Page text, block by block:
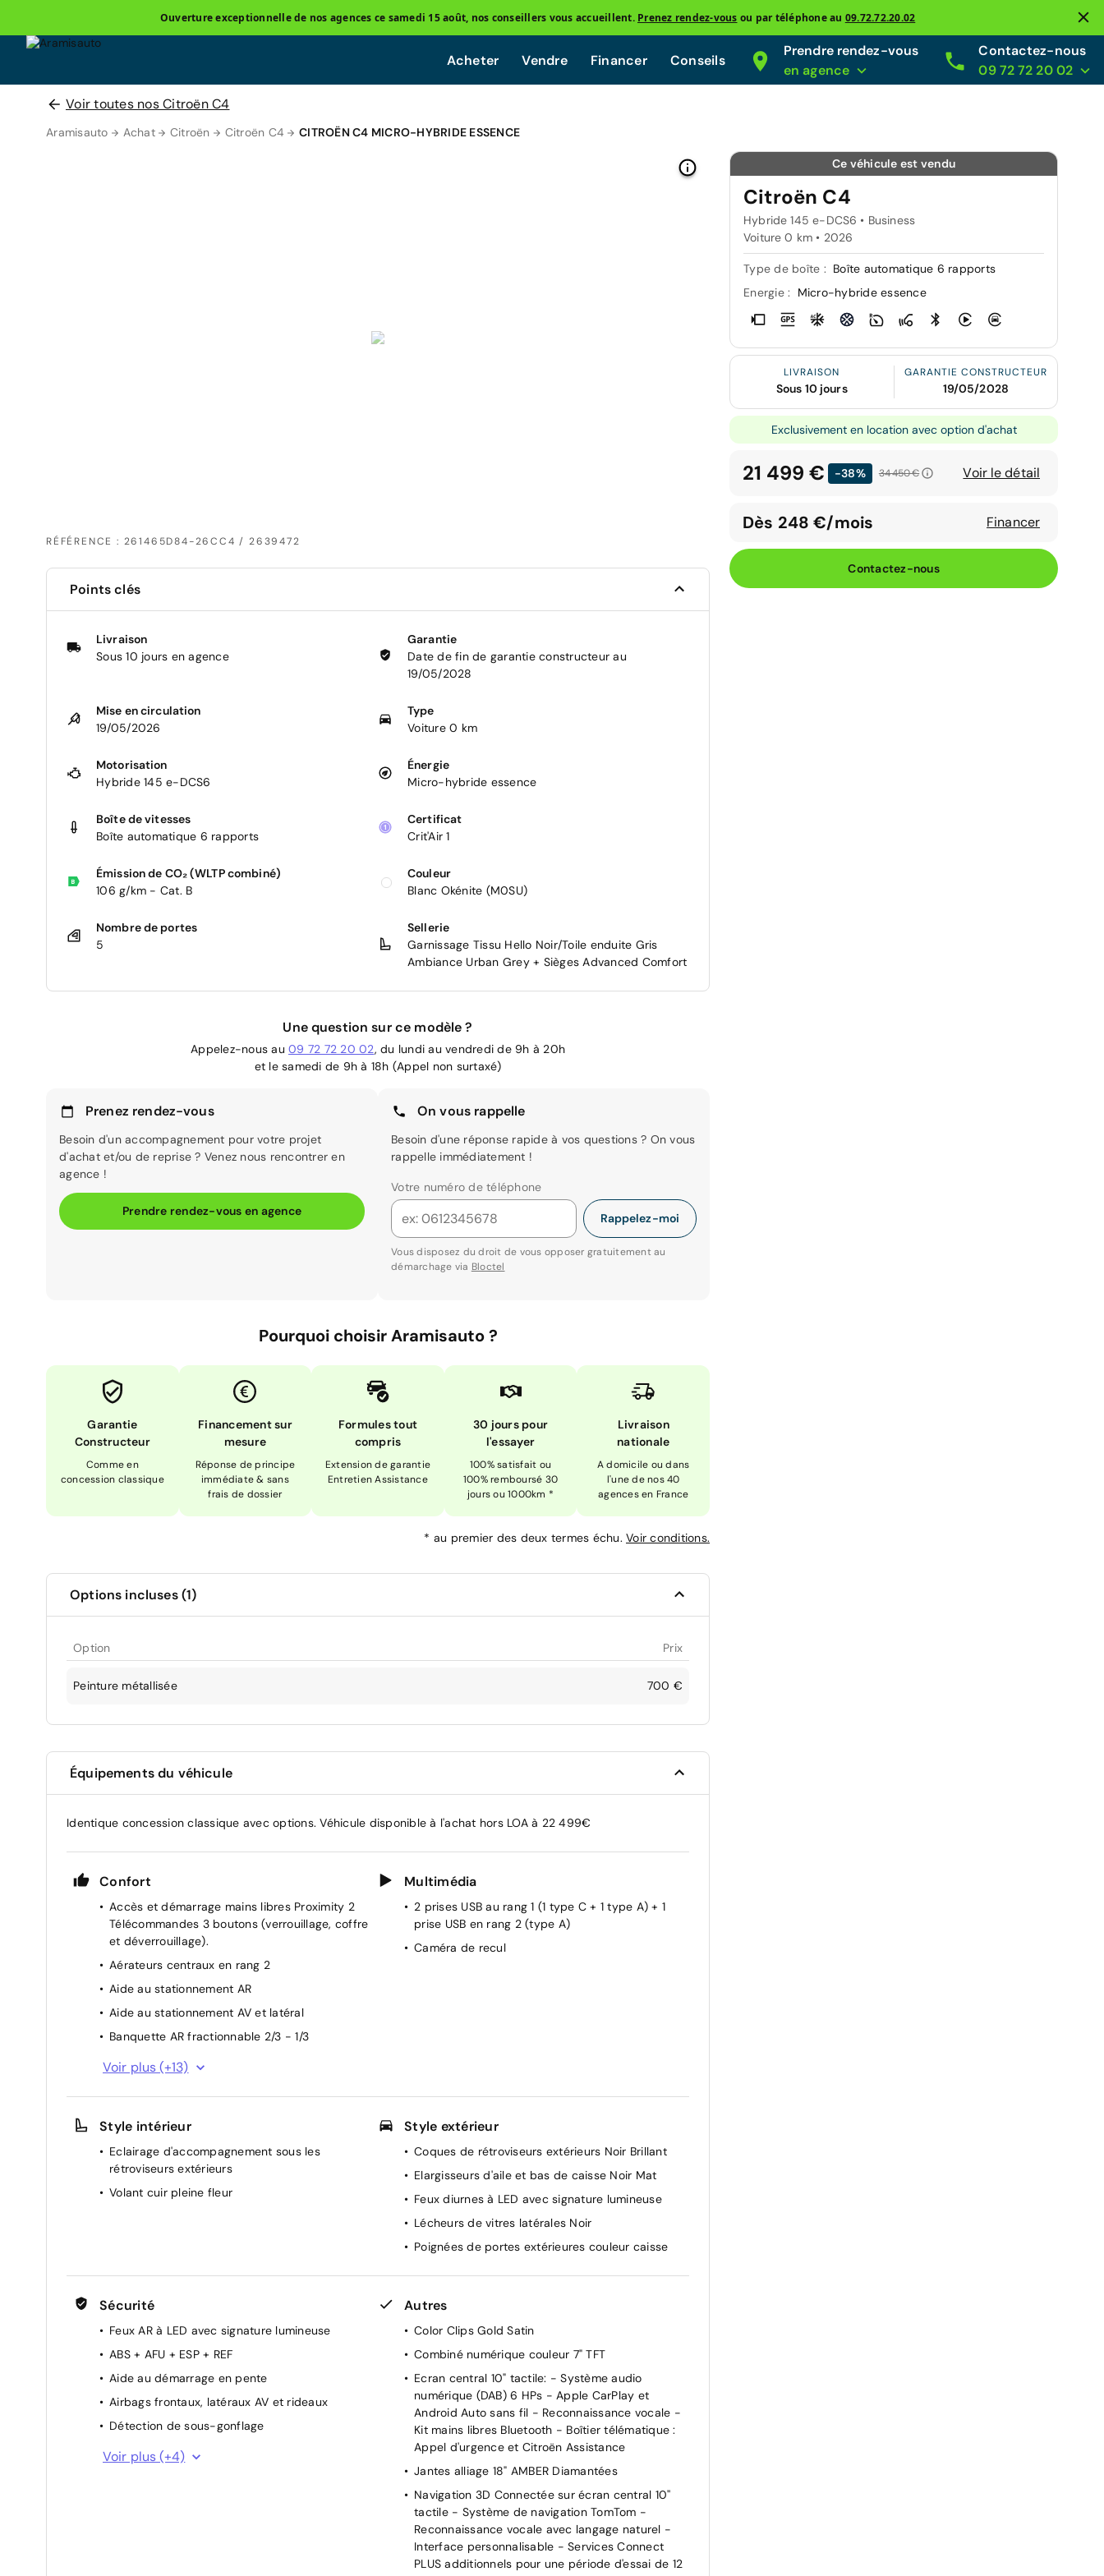
Ouverture exceptionnelle de nos agences ce samedi 15 août, nos conseillers vous accueillent. Prenez rendez-vous ou par téléphone au 09.72.72.20.02
Acheter Vendre Financer Conseils
Prendre rendez-vous
en agence
Contactez-nous
09 72 72 20 02
Voir toutes nos Citroën C4
Aramisauto Achat Citroën Citroën C4 CITROËN C4 MICRO-HYBRIDE ESSENCE
RÉFÉRENCE : 261465D84-26CC4 / 2639472
Ce véhicule est vendu
Citroën C4
Hybride 145 e-DCS6 • Business
Voiture 0 km • 2026
Type de boîte : Boîte automatique 6 rapports
Energie :
Micro-hybride essence
LIVRAISON
Sous 10 jours
GARANTIE CONSTRUCTEUR
19/05/2028
Exclusivement en location avec option d'achat
21 499 € -38% 34 450 € Voir le détail
Dès 248 €/mois Financer
Contactez-nous
Points clés
Livraison
Sous 10 jours en agence
Garantie
Date de fin de garantie constructeur au
19/05/2028
Mise en circulation
19/05/2026
Type
Voiture 0 km
Motorisation
Hybride 145 e-DCS6
Énergie
Micro-hybride essence
Boîte de vitesses
Boîte automatique 6 rapports
Certificat
Crit'Air 1
Émission de CO₂ (WLTP combiné)
106 g/km - Cat. B
Couleur
Blanc Okénite (M0SU)
Nombre de portes
5
Sellerie
Garnissage Tissu Hello Noir/Toile enduite Gris
Ambiance Urban Grey + Sièges Advanced Comfort
Une question sur ce modèle ?
Appelez-nous au 09 72 72 20 02, du lundi au vendredi de 9h à 20h
et le samedi de 9h à 18h (Appel non surtaxé)
Prenez rendez-vous
Besoin d'un accompagnement pour votre projet
d'achat et/ou de reprise ? Venez nous rencontrer en
agence !
Prendre rendez-vous en agence
On vous rappelle
Besoin d'une réponse rapide à vos questions ? On vous
rappelle immédiatement !
Votre numéro de téléphone
Rappelez-moi
Vous disposez du droit de vous opposer gratuitement au
démarchage via Bloctel
Pourquoi choisir Aramisauto ?
Garantie
Constructeur
Comme en
concession classique
Financement sur
mesure
Réponse de principe
immédiate & sans
frais de dossier
Formules tout
compris
Extension de garantie
Entretien Assistance
30 jours pour
l'essayer
100% satisfait ou
100% remboursé 30
jours ou 1000km *
Livraison
nationale
A domicile ou dans
l'une de nos 40
agences en France
* au premier des deux termes échu. Voir conditions.
Options incluses (1)
Option Prix
Peinture métallisée 700 €
Équipements du véhicule
Identique concession classique avec options. Véhicule disponible à l'achat hors LOA à 22 499€
Confort
Accès et démarrage mains libres Proximity 2
Télécommandes 3 boutons (verrouillage, coffre
et déverrouillage).
Aérateurs centraux en rang 2
Aide au stationnement AR
Aide au stationnement AV et latéral
Banquette AR fractionnable 2/3 - 1/3
Boîte automatique 6 rapports
accoudoir
Direction assistée
Essuie-vitre AV automatique
Lève-vitres AV et AR électriques et séquentiels
Siège conducteur avec réglage lombaire
Sièges conducteur et passager réglables en
hauteur
Suspension Citroën Advanced Comfort
Volant réglable en hauteur et en profondeur
Voir plus (+13)
Multimédia
2 prises USB au rang 1 (1 type C + 1 type A) + 1
prise USB en rang 2 (type A)
Caméra de recul
Style intérieur
Eclairage d'accompagnement sous les
rétroviseurs extérieurs
Volant cuir pleine fleur
Style extérieur
Coques de rétroviseurs extérieurs Noir Brillant
Elargisseurs d'aile et bas de caisse Noir Mat
Feux diurnes à LED avec signature lumineuse
Lécheurs de vitres latérales Noir
Poignées de portes extérieures couleur caisse
Sécurité
Feux AR à LED avec signature lumineuse
ABS + AFU + ESP + REF
Aide au démarrage en pente
Airbags frontaux, latéraux AV et rideaux
Détection de sous-gonflage
Frein de stationnement électrique automatique
Voir plus (+4)
Autres
Color Clips Gold Satin
Combiné numérique couleur 7" TFT
Ecran central 10" tactile: - Système audio
numérique (DAB) 6 HPs - Apple CarPlay et
Android Auto sans fil - Reconnaissance vocale -
Kit mains libres Bluetooth - Boîtier télématique :
Appel d'urgence et Citroën Assistance
Jantes alliage 18" AMBER Diamantées
Navigation 3D Connectée sur écran central 10''
tactile - Système de navigation TomTom -
Reconnaissance vocale avec langage naturel -
Interface personnalisable - Services Connect
PLUS additionnels pour une période d'essai de 12